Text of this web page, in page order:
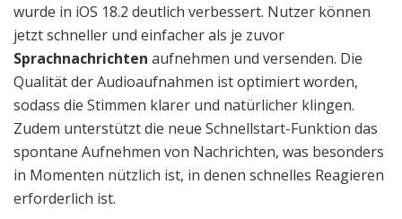
wurde in iOS 18.2 deutlich verbessert. Nutzer können
jetzt schneller und einfacher als je zuvor
Sprachnachrichten aufnehmen und versenden. Die
Qualität der Audioaufnahmen ist optimiert worden,
sodass die Stimmen klarer und natürlicher klingen.
Zudem unterstützt die neue Schnellstart-Funktion das
spontane Aufnehmen von Nachrichten, was besonders
in Momenten nützlich ist, in denen schnelles Reagieren
erforderlich ist.